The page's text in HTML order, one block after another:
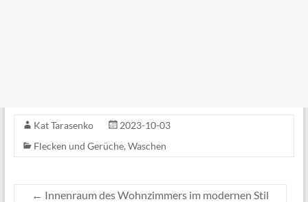
Kat Tarasenko
2023-10-03
Flecken und Gerüche, Waschen
← Innenraum des Wohnzimmers im modernen Stil